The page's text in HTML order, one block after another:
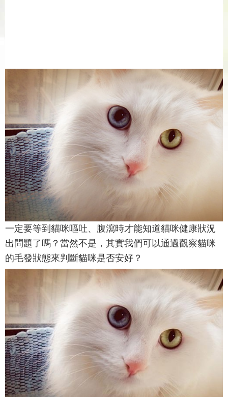
一定要等到貓咪嘔吐、腹瀉時才能知道貓咪健康狀況
出問題了嗎？當然不是，其實我們可以通過觀察貓咪
的毛發狀態來判斷貓咪是否安好？